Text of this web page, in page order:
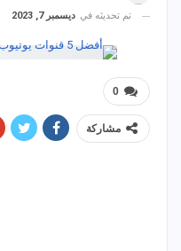
تم تحديثه في ديسمبر 7, 2023
0
مشاركة